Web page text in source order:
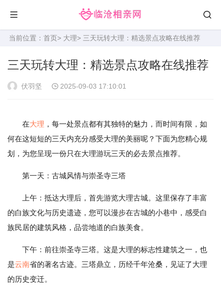
当前位置： 首页> 大理> 三天玩转大理：精选景点攻略在线推荐
三天玩转大理：精选景点攻略在线推荐
伏羽坚 2025-09-03 17:10:01
在大理 ，每一处景点都有其独特的魅力，而时间有限，如
何在这短短的三天内充分感受大理的美丽呢？下面为您精心规
划，为您呈现一份只在大理游玩三天的必去景点推荐。
第一天：古城风情与崇圣寺三塔
上午：抵达大理后，首先游览大理古城。这里保存了丰富
的白族文化与历史遗迹，您可以漫步在古城的小巷中，感受白
族民居的建筑风格，品尝地道的白族美食。
下午：前往崇圣寺三塔。这是大理的标志性建筑之一，也
是云南省的著名古迹。三塔鼎立，历经千年沧桑，见证了大理
的历史变迁。